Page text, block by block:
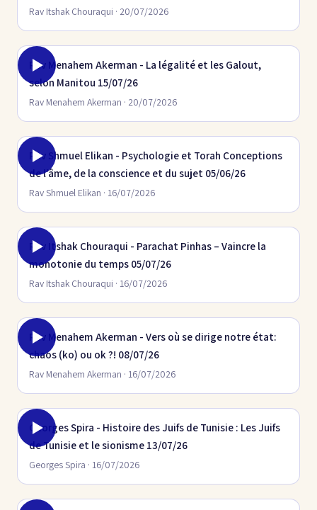
Rav Itshak Chouraqui · 20/07/2026
Rav Menahem Akerman - La légalité et les Galout,
selon Manitou 15/07/26
Rav Menahem Akerman · 20/07/2026
Rav Shmuel Elikan - Psychologie et Torah Conceptions
de l’âme, de la conscience et du sujet 05/06/26
Rav Shmuel Elikan · 16/07/2026
Rav Itshak Chouraqui - Parachat Pinhas – Vaincre la
monotonie du temps 05/07/26
Rav Itshak Chouraqui · 16/07/2026
Rav Menahem Akerman - Vers où se dirige notre état:
chaos (ko) ou ok ?! 08/07/26
Rav Menahem Akerman · 16/07/2026
Georges Spira - Histoire des Juifs de Tunisie : Les Juifs
de Tunisie et le sionisme 13/07/26
Georges Spira · 16/07/2026